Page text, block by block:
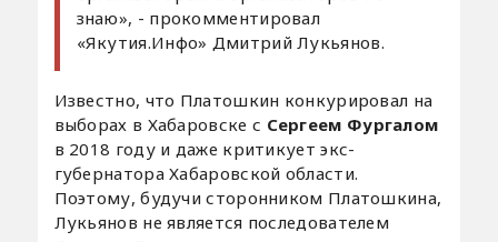
знаю», - прокомментировал
«Якутия.Инфо» Дмитрий Лукьянов.
Известно, что Платошкин конкурировал на
выборах в Хабаровске с Сергеем Фургалом
в 2018 году и даже критикует экс-
губернатора Хабаровской области.
Поэтому, будучи сторонником Платошкина,
Лукьянов не является последователем